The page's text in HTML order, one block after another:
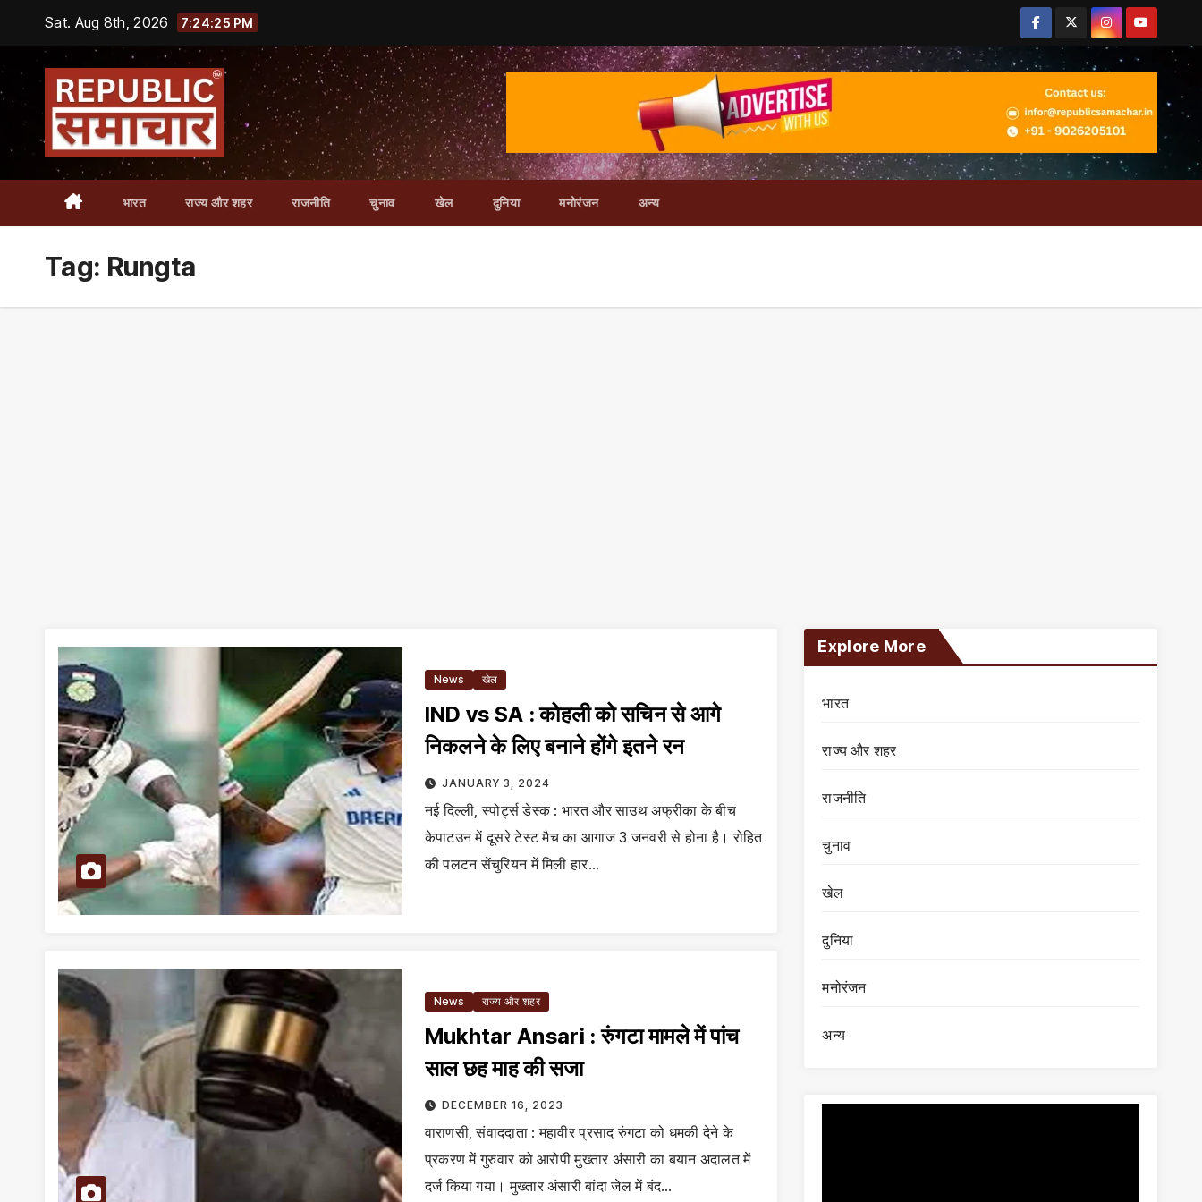
content
Sat. Aug 8th, 2026 7:24:26 PM
भारत राज्य और शहर राजनीति चुनाव खेल दुनिया मनोरंजन अन्य
Tag: Rungta
News खेल
IND vs SA : कोहली को सचिन से आगे
निकलने के लिए बनाने होंगे इतने रन
JANUARY 3, 2024
नई दिल्ली, स्पोर्ट्स डेस्क : भारत और साउथ अफ्रीका के बीच
केपाटउन में दूसरे टेस्ट मैच का आगाज 3 जनवरी से होना है। रोहित
की पलटन सेंचुरियन में मिली हार…
News राज्य और शहर
Mukhtar Ansari : रुंगटा मामले में पांच
साल छह माह की सजा
DECEMBER 16, 2023
वाराणसी, संवाददाता : महावीर प्रसाद रुंगटा को धमकी देने के
प्रकरण में गुरुवार को आरोपी मुख्तार अंसारी का बयान अदालत में
दर्ज किया गया। मुख्तार अंसारी बांदा जेल में बंद…
Explore More
भारत
राज्य और शहर
राजनीति
चुनाव
खेल
दुनिया
मनोरंजन
अन्य